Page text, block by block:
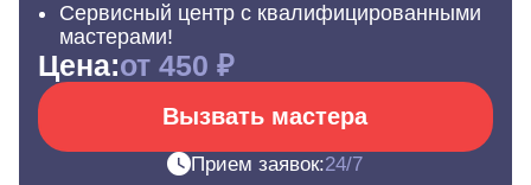
Сервисный центр с квалифицированными
мастерами!
Цена:от 450 ₽
Вызвать мастера
Прием заявок:24/7